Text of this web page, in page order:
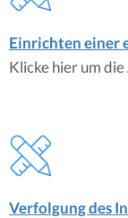
Einrichten einer
Klicke hier um
Verfolgung des